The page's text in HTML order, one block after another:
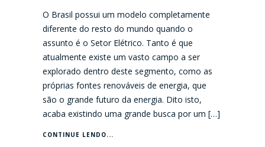
O Brasil possui um modelo completamente
diferente do resto do mundo quando o
assunto é o Setor Elétrico. Tanto é que
atualmente existe um vasto campo a ser
explorado dentro deste segmento, como as
próprias fontes renováveis de energia, que
são o grande futuro da energia. Dito isto,
acaba existindo uma grande busca por um […]
CONTINUE LENDO...